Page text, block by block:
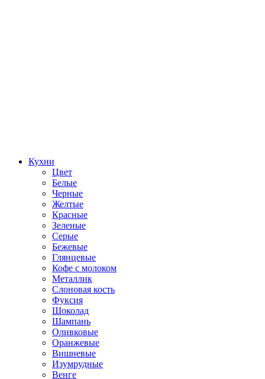
Кухни
Цвет
Белые
Черные
Желтые
Красные
Зеленые
Серые
Бежевые
Глянцевые
Кофе с молоком
Металлик
Слоновая кость
Фуксия
Шоколад
Шампань
Оливковые
Оранжевые
Вишневые
Изумрудные
Венге